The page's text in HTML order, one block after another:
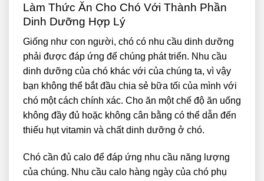
Làm Thức Ăn Cho Chó Với Thành Phần
Dinh Dưỡng Hợp Lý
Giống như con người, chó có nhu cầu dinh dưỡng
phải được đáp ứng để chúng phát triển. Nhu cầu
dinh dưỡng của chó khác với của chúng ta, vì vậy
bạn không thể bắt đầu chia sẻ bữa tối của mình với
chó một cách chính xác. Cho ăn một chế độ ăn uống
không đầy đủ hoặc không cân bằng có thể dẫn đến
thiếu hụt vitamin và chất dinh dưỡng ở chó.
Chó cần đủ calo để đáp ứng nhu cầu năng lượng
của chúng. Nhu cầu calo hàng ngày của chó phụ